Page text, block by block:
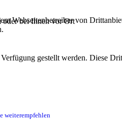
oder bei Ihnen vor Ort
weiterempfehlen
Webseitenbetreiber von
gestellt werden. Diese